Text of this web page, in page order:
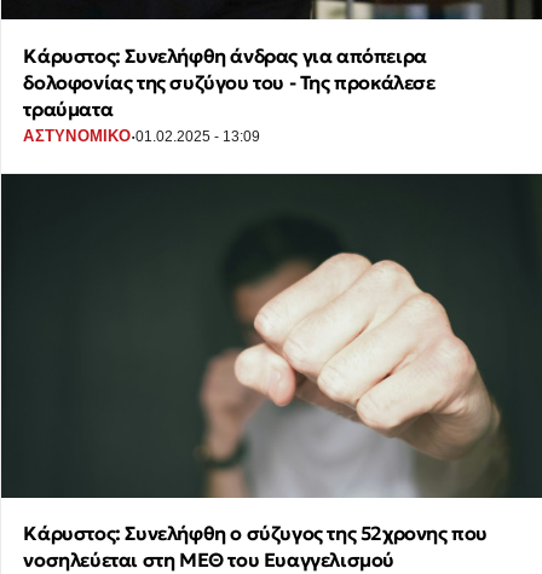
Κάρυστος: Συνελήφθη άνδρας για απόπειρα
δολοφονίας της συζύγου του - Της προκάλεσε
τραύματα
ΑΣΤΥΝΟΜΙΚΟ·01.02.2025 - 13:09
Κάρυστος: Συνελήφθη ο σύζυγος της 52χρονης που
νοσηλεύεται στη ΜΕΘ του Ευαγγελισμού